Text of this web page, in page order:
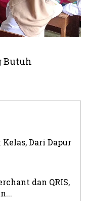
Butuh
Dari Dapur
dan QRIS,